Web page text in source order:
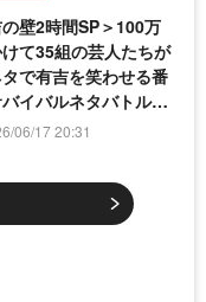
の壁2時間SP＞100万
て35組の芸人たちが
で有吉を笑わせる番
イバルネタバトル開
06/17 20:31